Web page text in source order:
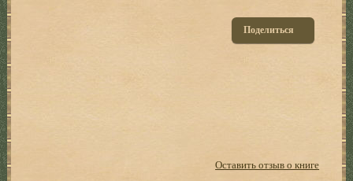
Поделиться
Оставить отзыв о книге